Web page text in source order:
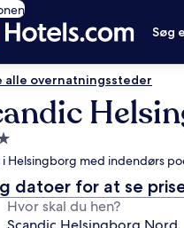
Søg
alle overnatningssteder
i Helsingborg med indendørs
datoer for at se
Hvor skal du hen?